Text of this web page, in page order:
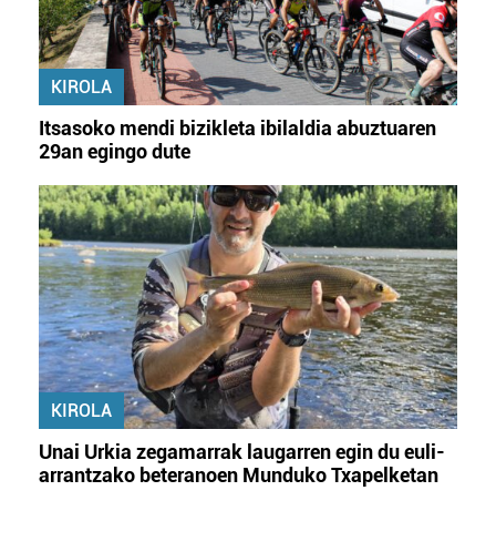
KIROLA
Itsasoko mendi bizikleta ibilaldia abuztuaren
29an egingo dute
KIROLA
Unai Urkia zegamarrak laugarren egin du euli-
arrantzako beteranoen Munduko Txapelketan